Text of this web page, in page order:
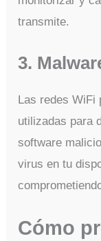
transmite.
3.
Las redes WiFi
utilizadas para
software
virus en tu
Cómo